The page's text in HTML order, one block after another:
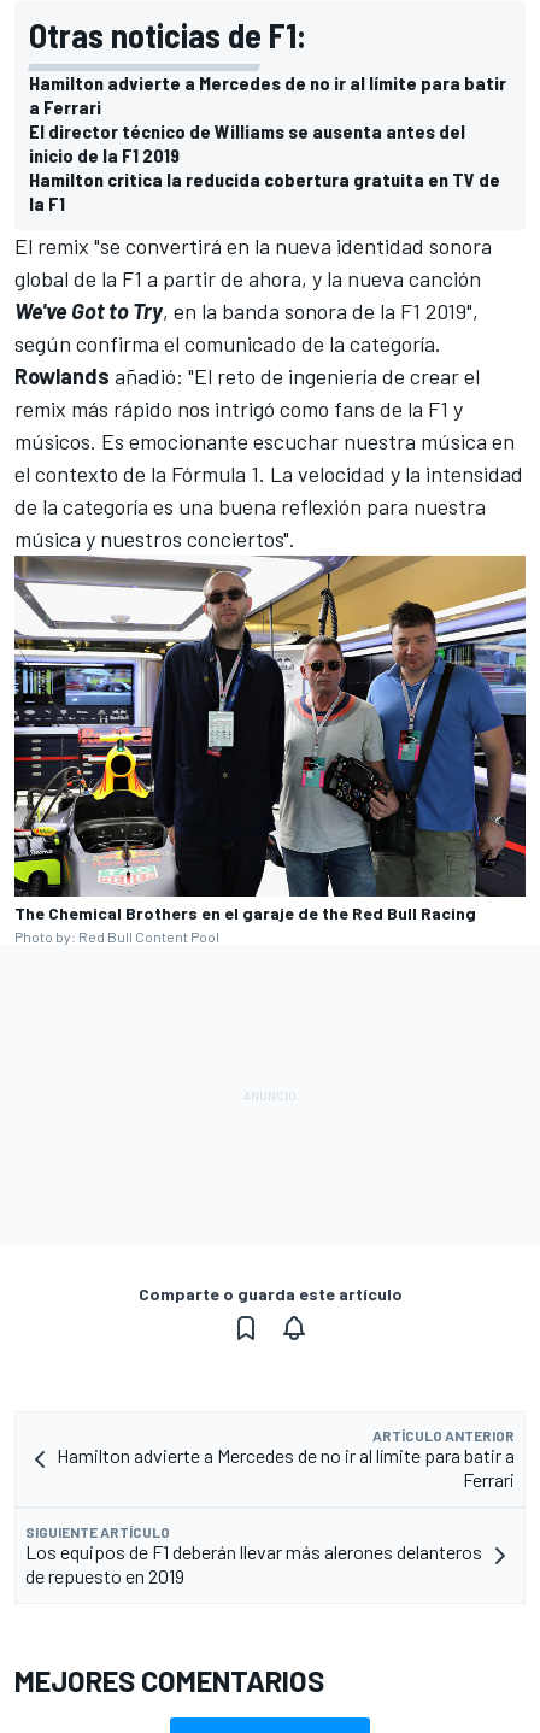
Otras noticias de F1:
Hamilton advierte a Mercedes de no ir al límite para batir
a Ferrari
El director técnico de Williams se ausenta antes del
inicio de la F1 2019
Hamilton critica la reducida cobertura gratuita en TV de
la F1
El remix "se convertirá en la nueva identidad sonora
global de la F1 a partir de ahora, y la nueva canción
We've Got to Try, en la banda sonora de la F1 2019",
según confirma el comunicado de la categoría.
Rowlands añadió: "El reto de ingeniería de crear el
remix más rápido nos intrigó como fans de la F1 y
músicos. Es emocionante escuchar nuestra música en
el contexto de la Fórmula 1. La velocidad y la intensidad
de la categoría es una buena reflexión para nuestra
música y nuestros conciertos".
The Chemical Brothers en el garaje de the Red Bull Racing
Photo by: Red Bull Content Pool
Comparte o guarda este artículo
ARTÍCULO ANTERIOR
Hamilton advierte a Mercedes de no ir al límite para batir a
Ferrari
SIGUIENTE ARTÍCULO
Los equipos de F1 deberán llevar más alerones delanteros
de repuesto en 2019
MEJORES COMENTARIOS